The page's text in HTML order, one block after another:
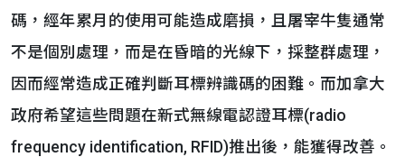
碼，經年累月的使用可能造成磨損，且屠宰牛隻通常
不是個別處理，而是在昏暗的光線下，採整群處理，
因而經常造成正確判斷耳標辨識碼的困難。而加拿大
政府希望這些問題在新式無線電認證耳標(radio
frequency identification, RFID)推出後，能獲得改善。